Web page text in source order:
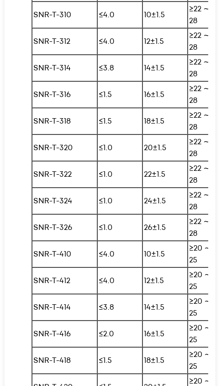
SNR-T-310
≤4.0 10±1.5
≥22 ∼
28
SNR-T-312
≤4.0 12±1.5
≥22 ∼
28
SNR-T-314
≤3.8 14±1.5
≥22 ∼
28
SNR-T-316
≤1.5 16±1.5
≥22 ∼
28
SNR-T-318
≤1.5 18±1.5
≥22 ∼
28
SNR-T-320
≤1.0 20±1.5
≥22 ∼
28
SNR-T-322
≤1.0 22±1.5
≥22 ∼
28
SNR-T-324
≤1.0 24±1.5
≥22 ∼
28
SNR-T-326
≤1.0 26±1.5
≥22 ∼
28
SNR-T-410
≤4.0 10±1.5
≥20 ∼
25
SNR-T-412
≤4.0 12±1.5
≥20 ∼
25
SNR-T-414
≤3.8 14±1.5
≥20 ∼
25
SNR-T-416
≤2.0 16±1.5
≥20 ∼
25
SNR-T-418
≤1.5 18±1.5
≥20 ∼
25
≥20 ∼